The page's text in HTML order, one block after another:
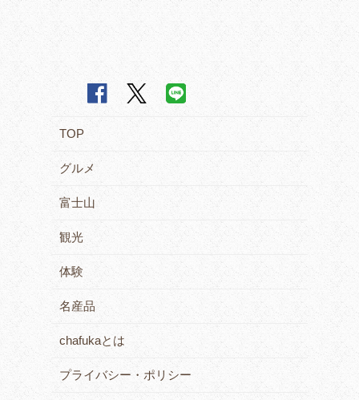
TOP
グルメ
富士山
観光
体験
名産品
chafukaとは
プライバシー・ポリシー